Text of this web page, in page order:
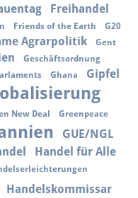
Freihandel
Friends of the Earth
G20
Agrarpolitik
Gent
Geschäftsordnung
Ghana
Gipfel
New Deal Greenpeace
GUE/NGL
Handel für Alle
Handelskommissar